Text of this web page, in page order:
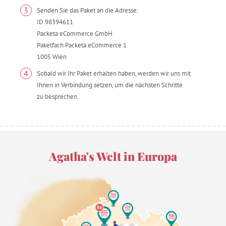
3
Senden Sie das Paket an die Adresse:
ID 98394611
Packeta eCommerce GmbH
Paketfach Packeta eCommerce 1
1005 Wien
4
Sobald wir Ihr Paket erhalten haben, werden wir uns mit
Ihnen in Verbindung setzen, um die nächsten Schritte
zu besprechen.
Agatha's Welt in Europa